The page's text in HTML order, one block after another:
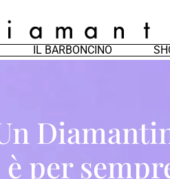
IL BARBONCINO
è per